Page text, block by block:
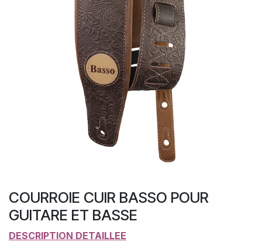
COURROIE CUIR BASSO POUR
GUITARE ET BASSE
DESCRIPTION DETAILLEE